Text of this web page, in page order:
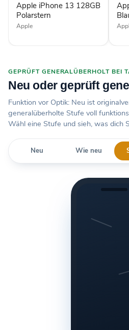
Apple iPhone 13 128GB
Polarstern
Apple
GEPRÜFT GENERALÜBERHOLT BEI
Neu oder geprüft
Funktion vor Optik: Neu ist
generalüberholte Stufe voll
Wähl eine Stufe und sieh, was dich
Neu Wie neu